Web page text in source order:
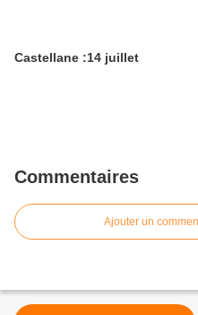
Castellane :14 juillet
Commentaires
Ajouter un